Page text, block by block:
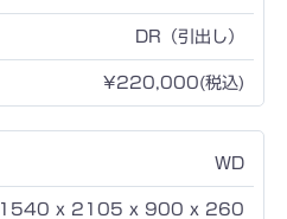
DR（引出し）
¥220,000(税込)
WD
1540 x 2105 x 900 x 260